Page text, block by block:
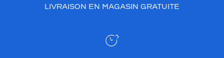
LIVRAISON EN MAGASIN GRATUITE